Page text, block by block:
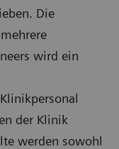
Die
wird ein
der Klinik
werden sowohl